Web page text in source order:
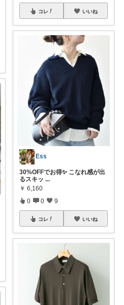
コレ いいね
Ess
30%OFFでお得✨ こなれ感が出
るスキッ ...
￥ 6,160
0 0 9
コレ いいね